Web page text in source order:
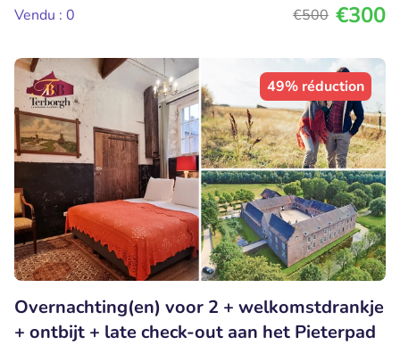
Vendu : 0
€500 €300
49% réduction
Overnachting(en) voor 2 + welkomstdrankje
+ ontbijt + late check-out aan het Pieterpad